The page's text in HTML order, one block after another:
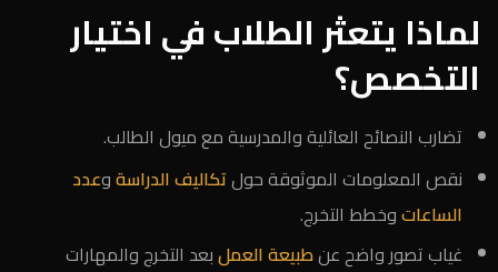
لماذا يتعثر الطلاب في اختيار
التخصص؟
تضارب النصائح العائلية والمدرسية مع ميول الطالب.
نقص المعلومات الموثوقة حولتكاليف الدراسةوعدد
الساعاتوخطط التخرج.
غياب تصور واضح عنطبيعة العملبعد التخرج والمهارات